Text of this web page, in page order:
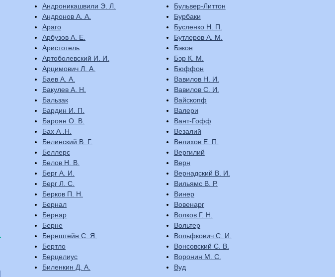
Андроникашвили Э. Л.
Андронов А. А.
Араго
Арбузов А. Е.
Аристотель
Артоболевский И. И.
Арцимович Л. А.
Баев А. А.
Бакулев А. Н.
Бальзак
Бардин И. П.
Бароян О. В.
Бах А .Н.
Белинский В. Г.
Беллерс
Белов Н. В.
Берг А. И.
Берг Л. С.
Берков П. Н.
Бернал
Бернар
Берне
Бернштейн С. Я.
Бертло
Берцелиус
Биленкин Д. А.
Бульвер-Литтон
Бурбаки
Бусленко Н. П.
Бутлеров А. М.
Бэкон
Бэр К. М.
Бюффон
Вавилов Н. И.
Вавилов С. И.
Вайскопф
Валери
Вант-Гофф
Везалий
Велихов Е. П.
Вергилий
Верн
Вернадский В. И.
Вильямс В. Р.
Винер
Вовенарг
Волков Г. Н.
Вольтер
Вольфкович С. И.
Вонсовский С. В.
Воронин М. С.
Вуд